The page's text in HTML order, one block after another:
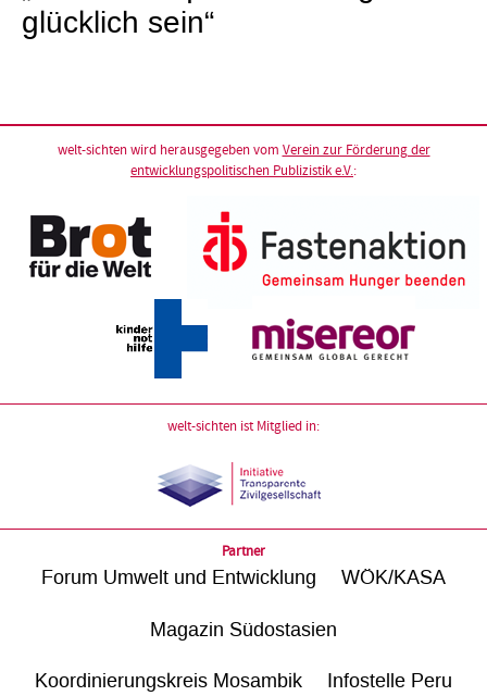
glücklich sein“
welt-sichten wird herausgegeben vom Verein zur Förderung der
entwicklungspolitischen Publizistik e.V.:
welt-sichten ist Mitglied in:
Partner
Forum Umwelt und Entwicklung WÖK/KASA
Magazin Südostasien
Koordinierungskreis Mosambik Infostelle Peru